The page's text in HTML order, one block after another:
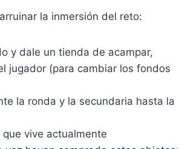
la inmersión del reto:
y dale un tienda de acampar,
jugador (para cambiar los fondos
la ronda y la secundaria hasta la
vive actualmente